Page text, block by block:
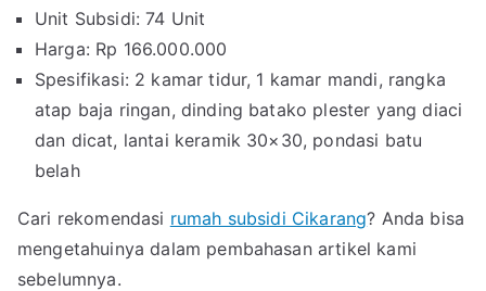
Unit Subsidi: 74 Unit
Harga: Rp 166.000.000
Spesifikasi: 2 kamar tidur, 1 kamar mandi, rangka
atap baja ringan, dinding batako plester yang diaci
dan dicat, lantai keramik 30×30, pondasi batu
belah
Cari rekomendasi rumah subsidi Cikarang? Anda bisa
mengetahuinya dalam pembahasan artikel kami
sebelumnya.